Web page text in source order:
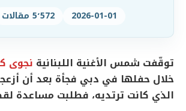
2026-01-01 5٬572 مقالات
توقّفت شمس الأغنية اللبنانية ‏ نجوى
الذي كانت ترتديه، فطلبت مساعدة